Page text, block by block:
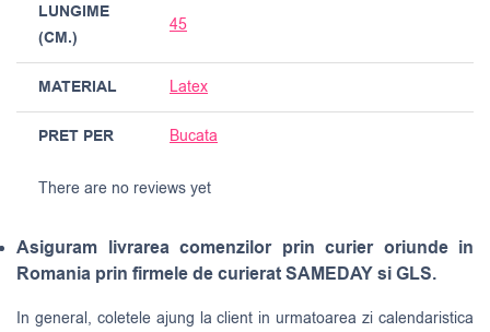
LUNGIME
(CM.)
45
MATERIAL Latex
PRET PER Bucata
There are no reviews yet
Asiguram livrarea comenzilor prin curier oriunde in
Romania prin firmele de curierat SAMEDAY si GLS.
In general, coletele ajung la client in urmatoarea zi calendaristica